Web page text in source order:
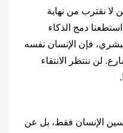
لا نقترب من نهاية
استطعنا دمج الذكاء
فإن الإنسان نفسه
لن ننتظر الانتقاء
الإنسان فقط، بل عن